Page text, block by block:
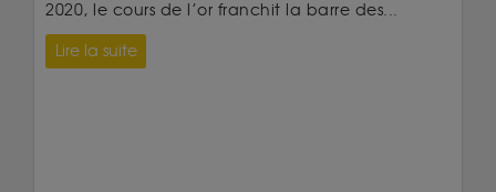
2020, le cours de l’or franchit la barre des...
Lire la suite